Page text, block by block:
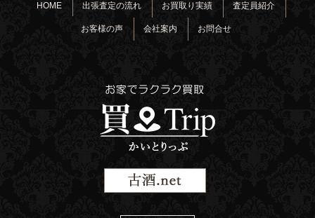
HOME 出張査定の流れ お買取り実績 査定員紹介
お客様の声 会社案内 お問合せ